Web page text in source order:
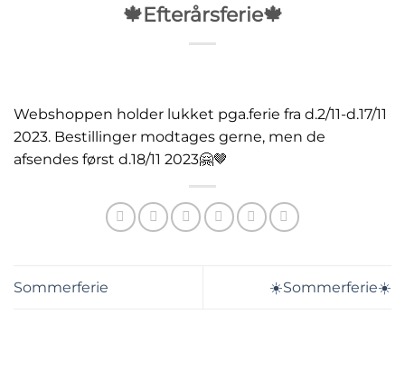
🍁Efterårsferie🍁
Webshoppen holder lukket pga.ferie fra d.2/11-d.17/11
2023. Bestillinger modtages gerne, men de
afsendes først d.18/11 2023🤗🤎
Sommerferie ☀️Sommerferie☀️